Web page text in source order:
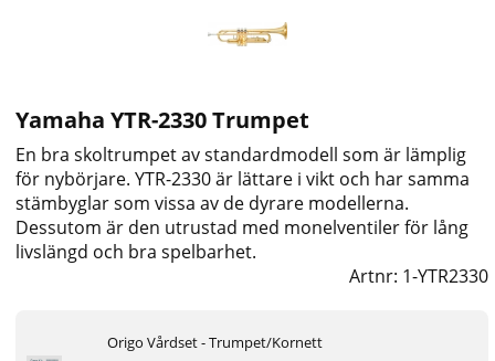
Yamaha YTR-2330 Trumpet
En bra skoltrumpet av standardmodell som är lämplig
för nybörjare. YTR-2330 är lättare i vikt och har samma
stämbyglar som vissa av de dyrare modellerna.
Dessutom är den utrustad med monelventiler för lång
livslängd och bra spelbarhet.
Artnr: 1-YTR2330
Origo Vårdset - Trumpet/Kornett